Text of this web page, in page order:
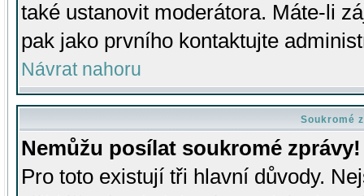
také ustanovit moderátora. Máte-li
pak jako prvního kontaktujte
Návrat nahoru
Soukromé
Nemůžu posílat soukromé zprávy!
Pro toto existují tři hlavní důvody.